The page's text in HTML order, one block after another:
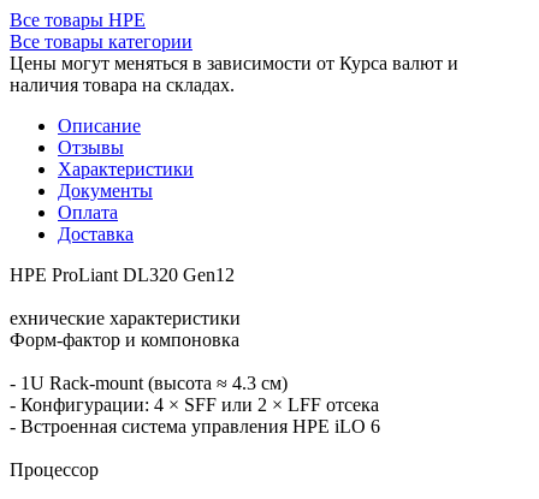
Все товары HPE
Все товары категории
Цены могут меняться в зависимости от Курса валют и
наличия товара на складах.
Описание
Отзывы
Характеристики
Документы
Оплата
Доставка
HPE ProLiant DL320 Gen12
ехнические характеристики
Форм‑фактор и компоновка
- 1U Rack‑mount (высота ≈ 4.3 см)
- Конфигурации: 4 × SFF или 2 × LFF отсека
- Встроенная система управления HPE iLO 6
Процессор